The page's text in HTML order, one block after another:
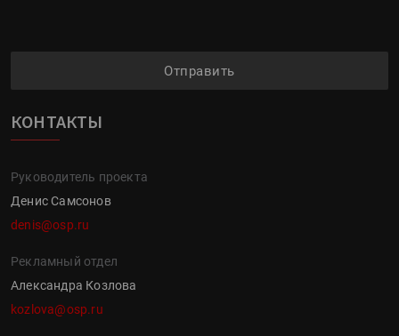
Отправить
КОНТАКТЫ
Руководитель проекта
Денис Самсонов
denis@osp.ru
Рекламный отдел
Александра Козлова
kozlova@osp.ru